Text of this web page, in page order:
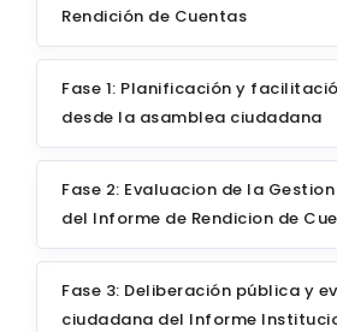
Rendición de Cuentas
Fase 1: Planificación y
desde la asamblea ciudadana
Fase 2: Evaluacion de la
del Informe de Rendicion de
Fase 3: Deliberación pública y
ciudadana del Informe